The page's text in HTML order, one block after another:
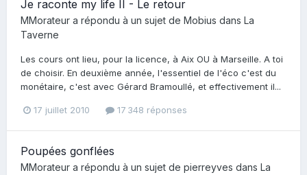
Je raconte my life II - Le retour
MMorateur a répondu à un sujet de Mobius dans La
Taverne
Les cours ont lieu, pour la licence, à Aix OU à Marseille. A toi
de choisir. En deuxième année, l'essentiel de l'éco c'est du
monétaire, c'est avec Gérard Bramoullé, et effectivement il...
17 juillet 2010 17 348 réponses
Poupées gonflées
MMorateur a répondu à un sujet de pierreyves dans La